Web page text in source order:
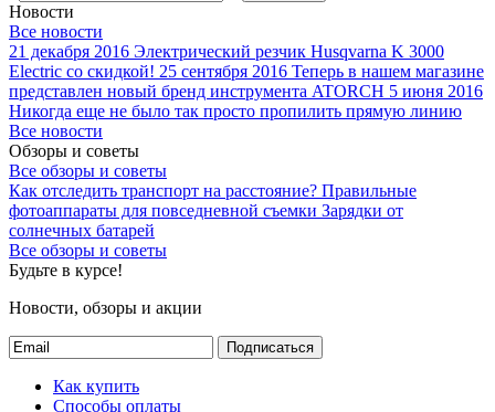
Новости
Все новости
21 декабря 2016 Электрический резчик Husqvarna K 3000
Electric со скидкой! 25 сентября 2016 Теперь в нашем магазине
представлен новый бренд инструмента ATORCH 5 июня 2016
Никогда еще не было так просто пропилить прямую линию
Все новости
Обзоры и советы
Все обзоры и советы
Как отследить транспорт на расстояние? Правильные
фотоаппараты для повседневной съемки Зарядки от
солнечных батарей
Все обзоры и советы
Будьте в курсе!
Новости, обзоры и акции
Подписаться
Как купить
Способы оплаты